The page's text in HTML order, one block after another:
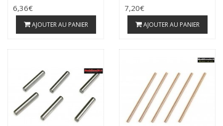
6,36€
AJOUTER AU PANIER
7,20€
AJOUTER AU PANIER